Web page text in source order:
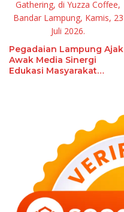
Pegadaian Lampung Ajak
Awak Media Sinergi
Edukasi Masyarakat